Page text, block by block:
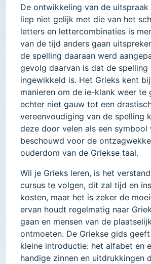
De ontwikkeling van de uitspraak
liep niet gelijk met die van het
letters en lettercombinaties is
van de tijd anders gaan
de spelling daaraan werd
gevolg daarvan is dat de spelling
ingewikkeld is. Het Grieks kent
manieren om de ie-klank weer te
echter niet gauw tot een
vereenvoudiging van de spelling
deze door velen als een symbool
beschouwd voor de
ouderdom van de Griekse taal.
Wil je Grieks leren, is het
cursus te volgen, dit zal tijd en
kosten, maar het is zeker de
ervan houdt regelmatig naar
gaan en mensen van de
ontmoeten. De Griekse gids
kleine introductie: het alfabet en
handige zinnen en uitdrukkingen